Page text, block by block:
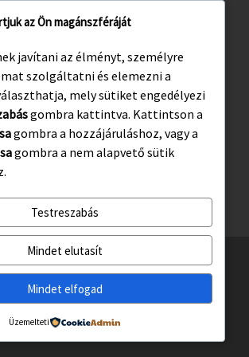
Instagram
Nonprofit Kft.– All rights reserved
with theCustomizr téma haladó beállításai
az Ön magánszféráját
javítani az élményt, személyre
szolgáltatni és elemezni a
mely sütiket engedélyezi
gombra kattintva. Kattintson a
gombra a hozzájáruláshoz, vagy a
gombra a nem alapvető sütik
Testreszabás
Mindet elutasít
Mindet elfogad
Üzemelteti